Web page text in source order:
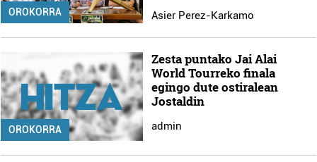
OROKORRA Asier Perez-Karkamo
OROKORRA
Zesta puntako Jai Alai
World Tourreko finala
egingo dute ostiralean
Jostaldin
admin